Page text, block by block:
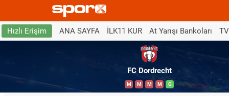
Hızlı Erişim ANA SAYFA İLK11 KUR At Yarışı Bankoları
FC Dordrecht
M M M M G